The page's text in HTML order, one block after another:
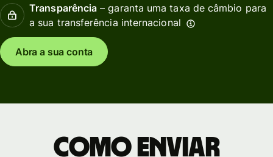
Transparência – garanta uma taxa de câmbio para
a sua transferência internacional
Abra a sua conta
Como enviar